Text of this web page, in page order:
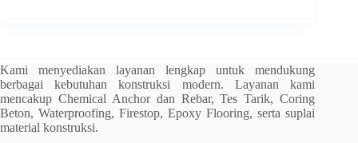
Kami menyediakan layanan lengkap untuk mendukung
berbagai kebutuhan konstruksi modern. Layanan kami
mencakup Chemical Anchor dan Rebar, Tes Tarik, Coring
Beton, Waterproofing, Firestop, Epoxy Flooring, serta suplai
material konstruksi.